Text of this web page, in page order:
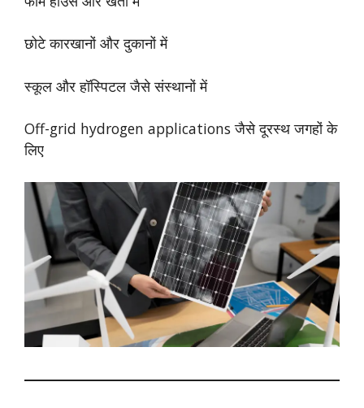
छोटे कारखानों और दुकानों में
स्कूल और हॉस्पिटल जैसे संस्थानों में
Off-grid hydrogen applications जैसे दूरस्थ जगहों के
लिए